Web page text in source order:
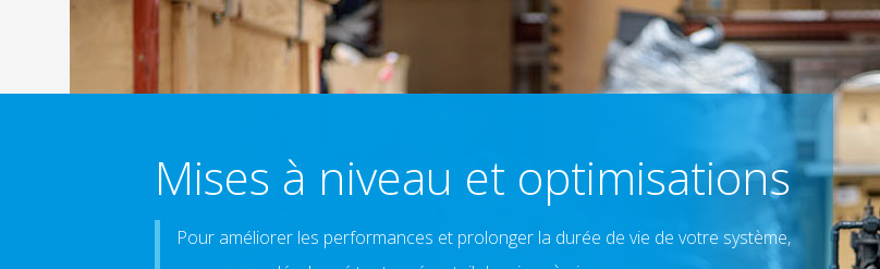
Mises à niveau et optimisations
Pour améliorer les performances et prolonger la durée de vie de votre système,